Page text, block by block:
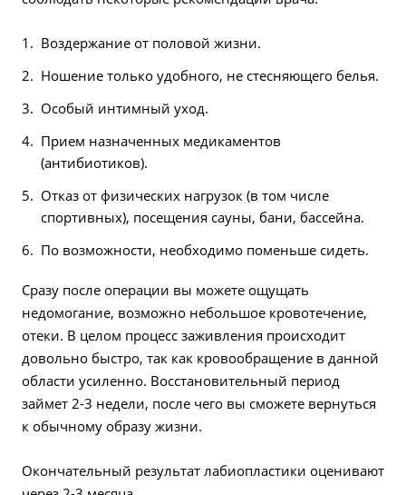
Воздержание от половой жизни.
Ношение только удобного, не стесняющего белья.
Особый интимный уход.
Прием назначенных медикаментов
(антибиотиков).
Отказ от физических нагрузок (в том числе
спортивных), посещения сауны, бани, бассейна.
По возможности, необходимо поменьше сидеть.
Сразу после операции вы можете ощущать
недомогание, возможно небольшое кровотечение,
отеки. В целом процесс заживления происходит
довольно быстро, так как кровообращение в данной
области усиленно. Восстановительный период
займет 2-3 недели, после чего вы сможете вернуться
к обычному образу жизни.
Окончательный результат лабиопластики оценивают